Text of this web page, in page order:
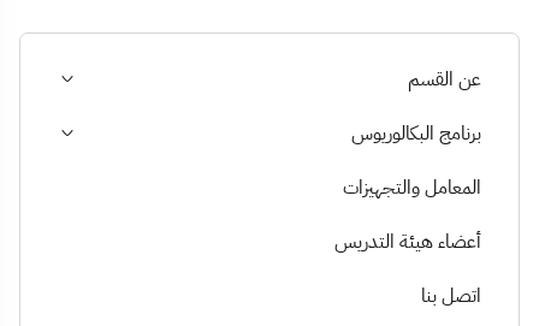
عن القسم
برنامج البكالوريوس
المعامل والتجهيزات
أعضاء هيئة التدريس
اتصل بنا